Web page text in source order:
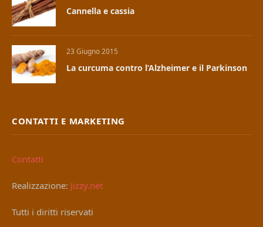
Cannella e cassia
23 Giugno 2015
La curcuma contro l’Alzheimer e il Parkinson
CONTATTI E MARKETING
Contatti
Realizzazione: Jizzy.net
Tutti i diritti riservati